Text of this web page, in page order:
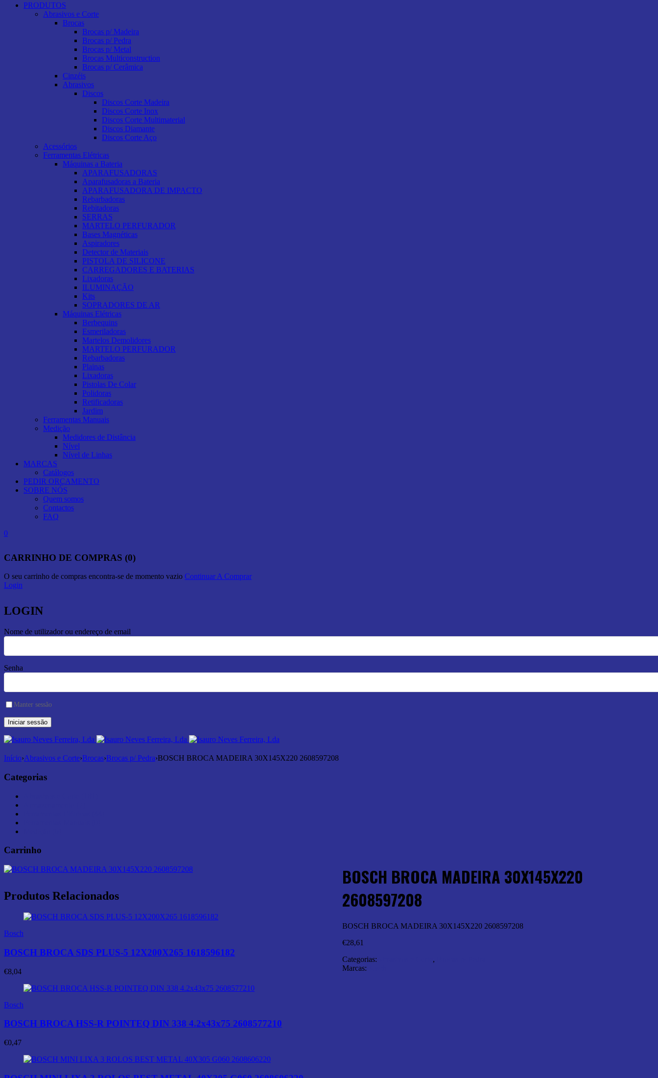
PRODUTOS
Abrasivos e Corte
Brocas
Brocas p/ Madeira
Brocas p/ Pedra
Brocas p/ Metal
Brocas Multiconstruction
Brocas p/ Cerâmica
Cinzéis
Abrasivos
Discos
Discos Corte Madeira
Discos Corte Inox
Discos Corte Multimaterial
Discos Diamante
Discos Corte Aço
Acessórios
Ferramentas Elétricas
Máquinas a Bateria
APARAFUSADORAS
Aparafusadoras a Bateria
APARAFUSADORA DE IMPACTO
Rebarbadoras
Rebitadoras
SERRAS
MARTELO PERFURADOR
Bases Magnéticas
Aspiradores
Detector de Materiais
PISTOLA DE SILICONE
CARREGADORES E BATERIAS
Lixadoras
ILUMINAÇÃO
Kits
SOPRADORES DE AR
Máquinas Elétricas
Berbequins
Esmeriladoras
Martelos Demolidores
MARTELO PERFURADOR
Rebarbadoras
Plainas
Lixadoras
Pistolas De Colar
Polidoras
Retificadoras
Jardim
Ferramentas Manuais
Medição
Medidores de Distância
Nível
Nível de Linhas
MARCAS
Catálogos
PEDIR ORÇAMENTO
SOBRE NÓS
Quem somos
Contactos
FAQ
0
CARRINHO DE COMPRAS (0)
O seu carrinho de compras encontra-se de momento vazio Continuar A Comprar
Login
LOGIN
Nome de utilizador ou endereço de email
Senha
Manter sessão
Início›Abrasivos e Corte›Brocas›Brocas p/ Pedra›BOSCH BROCA MADEIRA 30X145X220 2608597208
Categorias
Carrinho
BOSCH BROCA MADEIRA 30X145X220
2608597208
BOSCH BROCA MADEIRA 30X145X220 2608597208
€28,61
Categorias:
,
Marcas:
Produtos Relacionados
Bosch
BOSCH BROCA SDS PLUS-5 12X200X265 1618596182
€8,04
Bosch
BOSCH BROCA HSS-R POINTEQ DIN 338 4.2x43x75 2608577210
€0,47